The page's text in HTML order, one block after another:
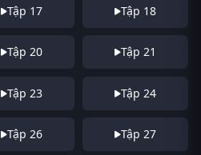
Tập 17 Tập 18
Tập 20 Tập 21
Tập 23 Tập 24
Tập 26 Tập 27